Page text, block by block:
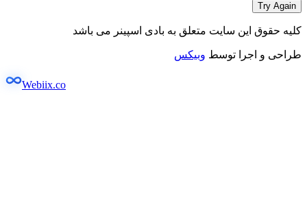
Try Again
کلیه حقوق این سایت متعلق به بادی اسپینر می باشد
طراحی و اجرا توسط وبیکس
Webiix.co